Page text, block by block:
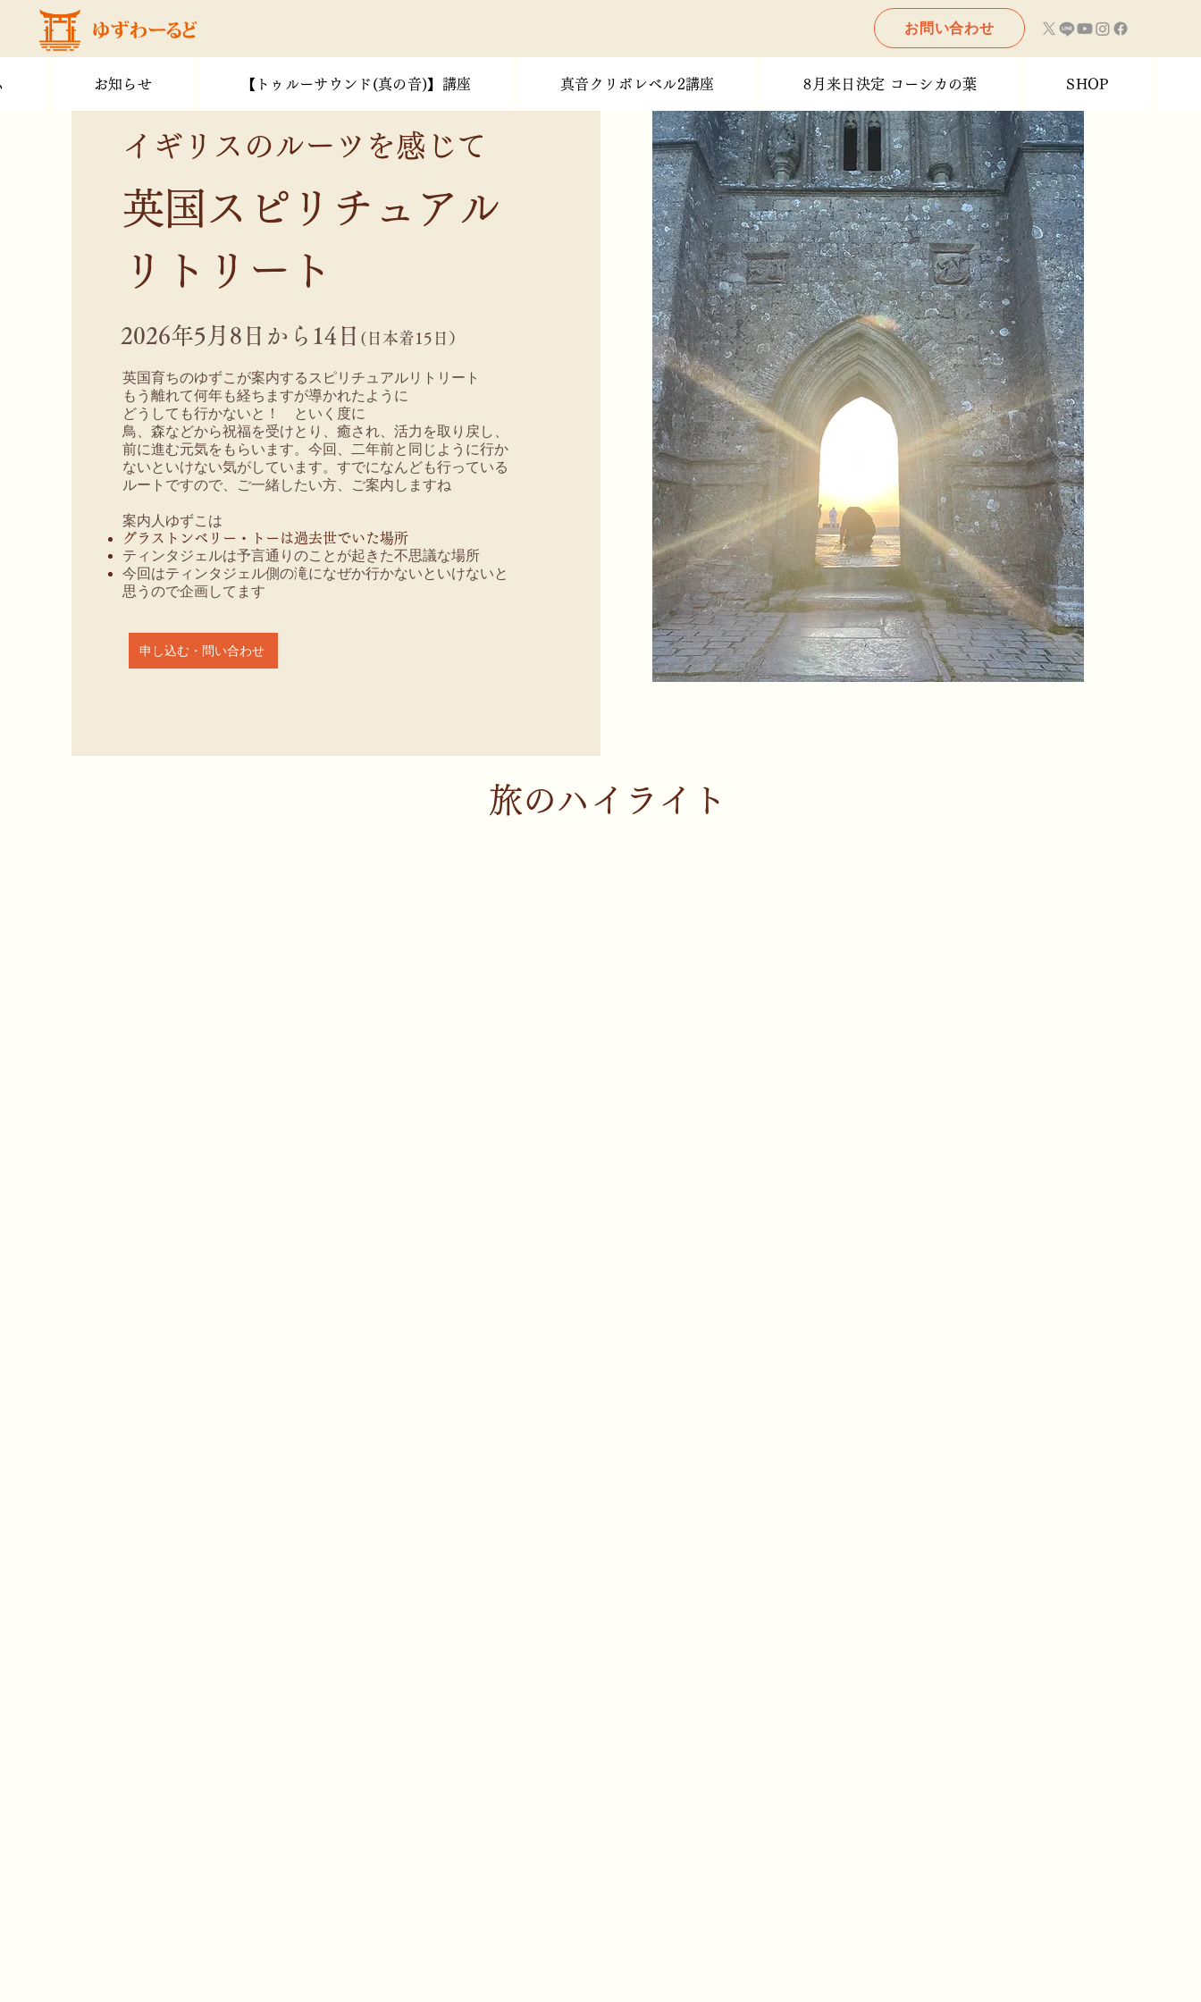
お問い合わせ
お知らせ 【トゥルーサウンド(真の音)】講座 真音クリボレベル2講座 8月来日決定 コーシカの葉 SHOP
イギリスのルーツを感じて
英国スピリチュアル
リトリート
2026年5月8日から14日 (日本着15日）
英国育ちのゆずこが案内するスピリチュアルリトリート
もう離れて何年も経ちますが導かれたように
どうしても行かないと！ といく度に
鳥、森などから祝福を受けとり、癒され、活力を取り戻し、​
前に進む元気をもらいます。今回、二年前と同じように行か
ないといけない気がしています。すでになんども行っている
ルートですので、ご一緒したい方、ご案内しますね
案内人ゆずこは
グラストンベリー・トーは過去世でいた場所
ティンタジェルは予言通りのことが起きた不思議な場所
今回はティンタジェル側の滝になぜか行かないといけないと
思うので企画してます
申し込む・問い合わせ
旅のハイライト